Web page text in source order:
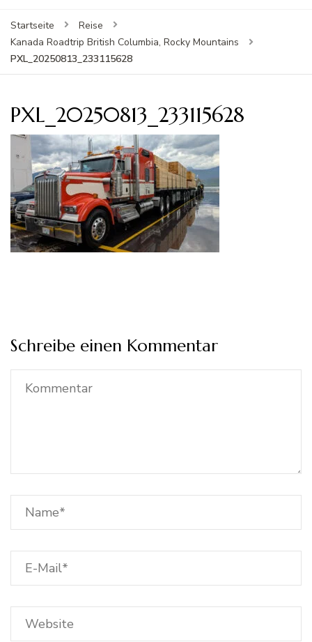
Startseite
Reise
Kanada Roadtrip British Columbia, Rocky Mountains
PXL_20250813_233115628
PXL_20250813_233115628
Schreibe einen Kommentar